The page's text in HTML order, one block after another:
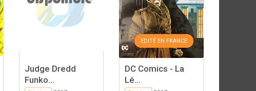
Judge Dredd
Funko...
EDITÉ EN FRANCE
DC Comics - La
Lé...